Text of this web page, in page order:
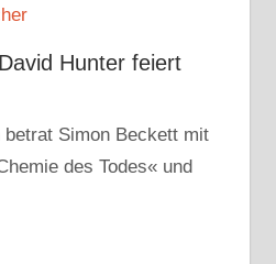
Hunter feiert
Simon Beckett mit
des Todes« und